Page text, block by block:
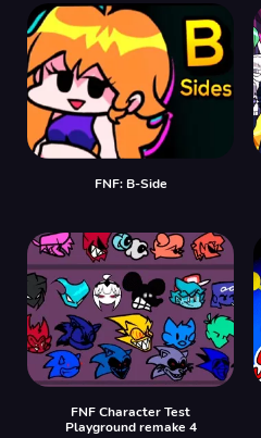
FNF: B-Side
FNF Character Test
Playground remake 4